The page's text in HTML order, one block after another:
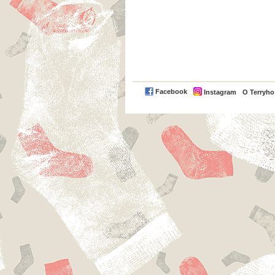
Facebook Instagram O